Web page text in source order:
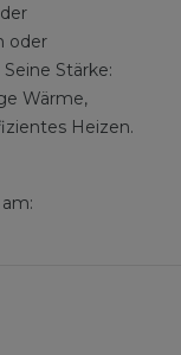
oder
Stärke:
Wärme,
Heizen.